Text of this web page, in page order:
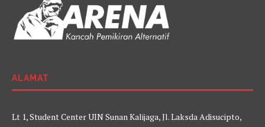
ALAMAT
Lt 1, Student Center UIN Sunan Kalijaga, Jl. Laksda Adisucipto,